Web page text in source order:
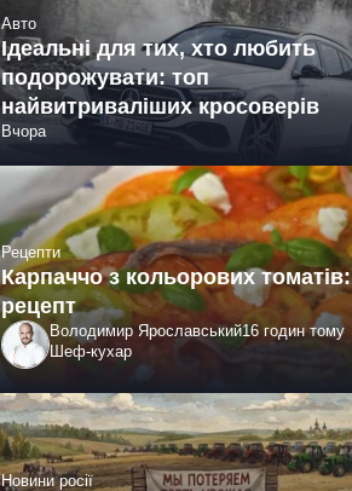
Авто
Ідеальні для тих, хто любить
подорожувати: топ
найвитриваліших кросоверів
Вчора
Рецепти
Карпаччо з кольорових томатів:
рецепт
Володимир Ярославський16 годин тому
Шеф-кухар
Новини росії